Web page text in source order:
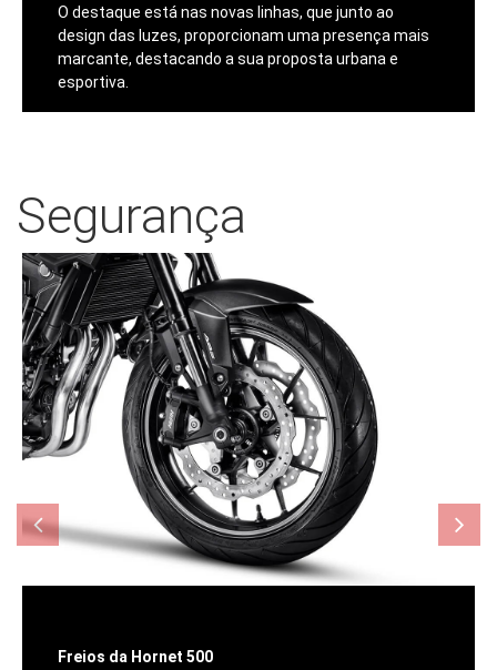
O destaque está nas novas linhas, que junto ao
design das luzes, proporcionam uma presença mais
marcante, destacando a sua proposta urbana e
esportiva.
Segurança
Freios da Hornet 500